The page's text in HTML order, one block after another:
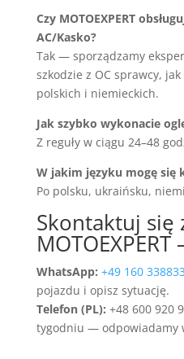
Czy MOTOEXPERT
AC/Kasko?
Tak — sporządzamy
szkodzie z OC sprawcy,
polskich i niemieckich.
Jak szybko wykonacie
Z reguły w ciągu 24–48
W jakim języku mogę się
Po polsku, ukraińsku,
Skontaktuj się
WhatsApp: +49 160
pojazdu i opisz sytuację.
Telefon (PL): +48 600 920
tygodniu — odpowiadamy